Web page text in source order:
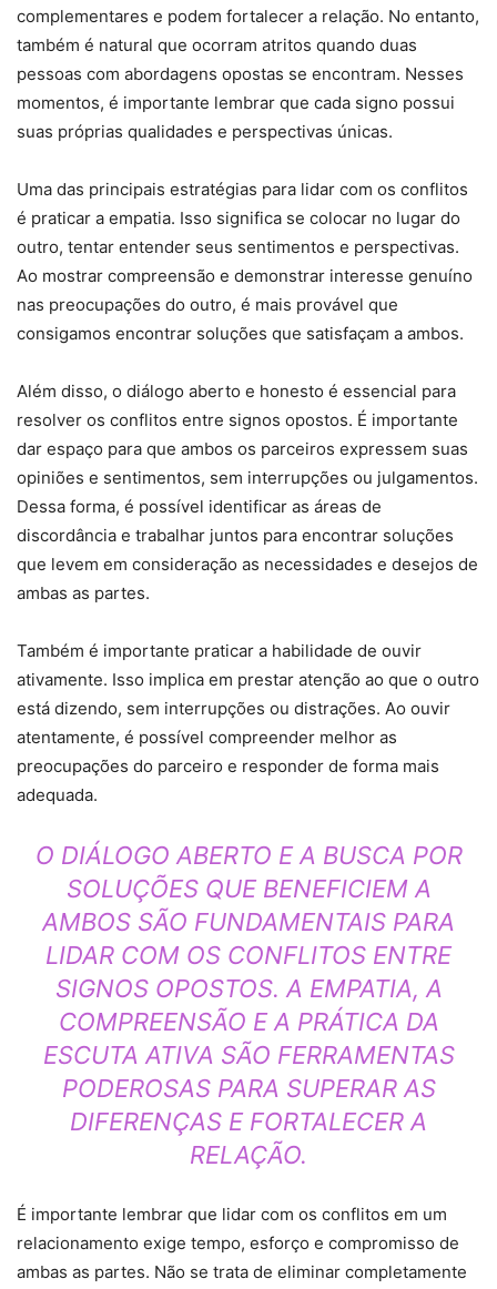
complementares e podem fortalecer a relação. No entanto,
também é natural que ocorram atritos quando duas
pessoas com abordagens opostas se encontram. Nesses
momentos, é importante lembrar que cada signo possui
suas próprias qualidades e perspectivas únicas.
Uma das principais estratégias para lidar com os conflitos
é praticar a empatia. Isso significa se colocar no lugar do
outro, tentar entender seus sentimentos e perspectivas.
Ao mostrar compreensão e demonstrar interesse genuíno
nas preocupações do outro, é mais provável que
consigamos encontrar soluções que satisfaçam a ambos.
Além disso, o diálogo aberto e honesto é essencial para
resolver os conflitos entre signos opostos. É importante
dar espaço para que ambos os parceiros expressem suas
opiniões e sentimentos, sem interrupções ou julgamentos.
Dessa forma, é possível identificar as áreas de
discordância e trabalhar juntos para encontrar soluções
que levem em consideração as necessidades e desejos de
ambas as partes.
Também é importante praticar a habilidade de ouvir
ativamente. Isso implica em prestar atenção ao que o outro
está dizendo, sem interrupções ou distrações. Ao ouvir
atentamente, é possível compreender melhor as
preocupações do parceiro e responder de forma mais
adequada.
O DIÁLOGO ABERTO E A BUSCA POR
SOLUÇÕES QUE BENEFICIEM A
AMBOS SÃO FUNDAMENTAIS PARA
LIDAR COM OS CONFLITOS ENTRE
SIGNOS OPOSTOS. A EMPATIA, A
COMPREENSÃO E A PRÁTICA DA
ESCUTA ATIVA SÃO FERRAMENTAS
PODEROSAS PARA SUPERAR AS
DIFERENÇAS E FORTALECER A
RELAÇÃO.
É importante lembrar que lidar com os conflitos em um
relacionamento exige tempo, esforço e compromisso de
ambas as partes. Não se trata de eliminar completamente